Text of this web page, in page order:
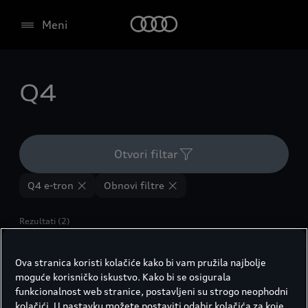
Meni
Q4
Otvori filtar
Q4 e-tron Obnovi filtre
Rezultati (2)
Ova stranica koristi kolačiće kako bi vam pružila najbolje
moguće korisničko iskustvo. Kako bi se osigurala
funkcionalnost web stranice, postavljeni su strogo neophodni
kolačići. U nastavku možete postaviti odabir kolačića za koje